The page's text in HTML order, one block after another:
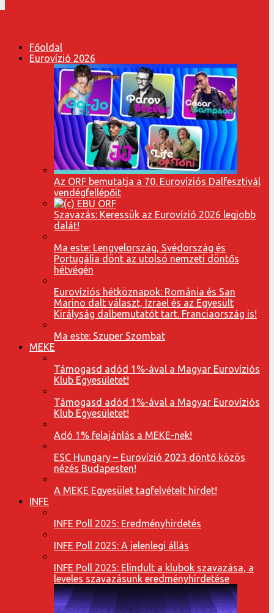
Főoldal
Eurovízió 2026
Az ORF bemutatja a 70. Eurovíziós Dalfesztivál
vendégfellépőit
Szavazás: Keressük az Eurovízió 2026 legjobb
dalát!
Ma este: Lengyelország, Svédország és
Portugália dönt az utolsó nemzeti döntős
hétvégén
Eurovíziós hétköznapok: Románia és San
Marino dalt választ, Izrael és az Egyesült
Királyság dalbemutatót tart. Franciaország is!
Ma este: Szuper Szombat
MEKE
Támogasd adód 1%-ával a Magyar Eurovíziós
Klub Egyesületet!
Támogasd adód 1%-ával a Magyar Eurovíziós
Klub Egyesületet!
Adó 1% felajánlás a MEKE-nek!
ESC Hungary – Eurovízió 2023 döntő közös
nézés Budapesten!
A MEKE Egyesület tagfelvételt hirdet!
INFE
INFE Poll 2025: Eredményhirdetés
INFE Poll 2025: A jelenlegi állás
INFE Poll 2025: Elindult a klubok szavazása, a
leveles szavazásunk eredményhirdetése